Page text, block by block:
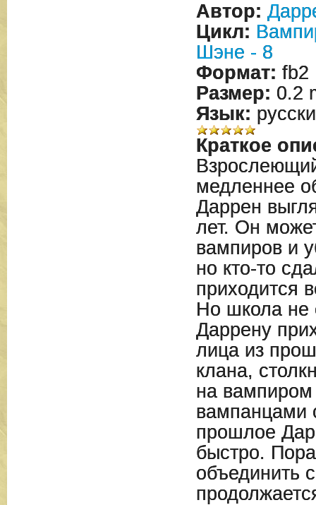
Автор:
Цикл:
Шэне - 8
Формат: fb2
Размер: 0.2
Язык:
Краткое
медленнее
Даррен
лет. Он
вампиров и
но кто-то
приходится
Но школа не
Даррену
лица из
клана,
на
вампанцами
прошлое
быстро.
объединить